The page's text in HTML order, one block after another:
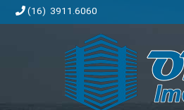
(16) 3911.6060